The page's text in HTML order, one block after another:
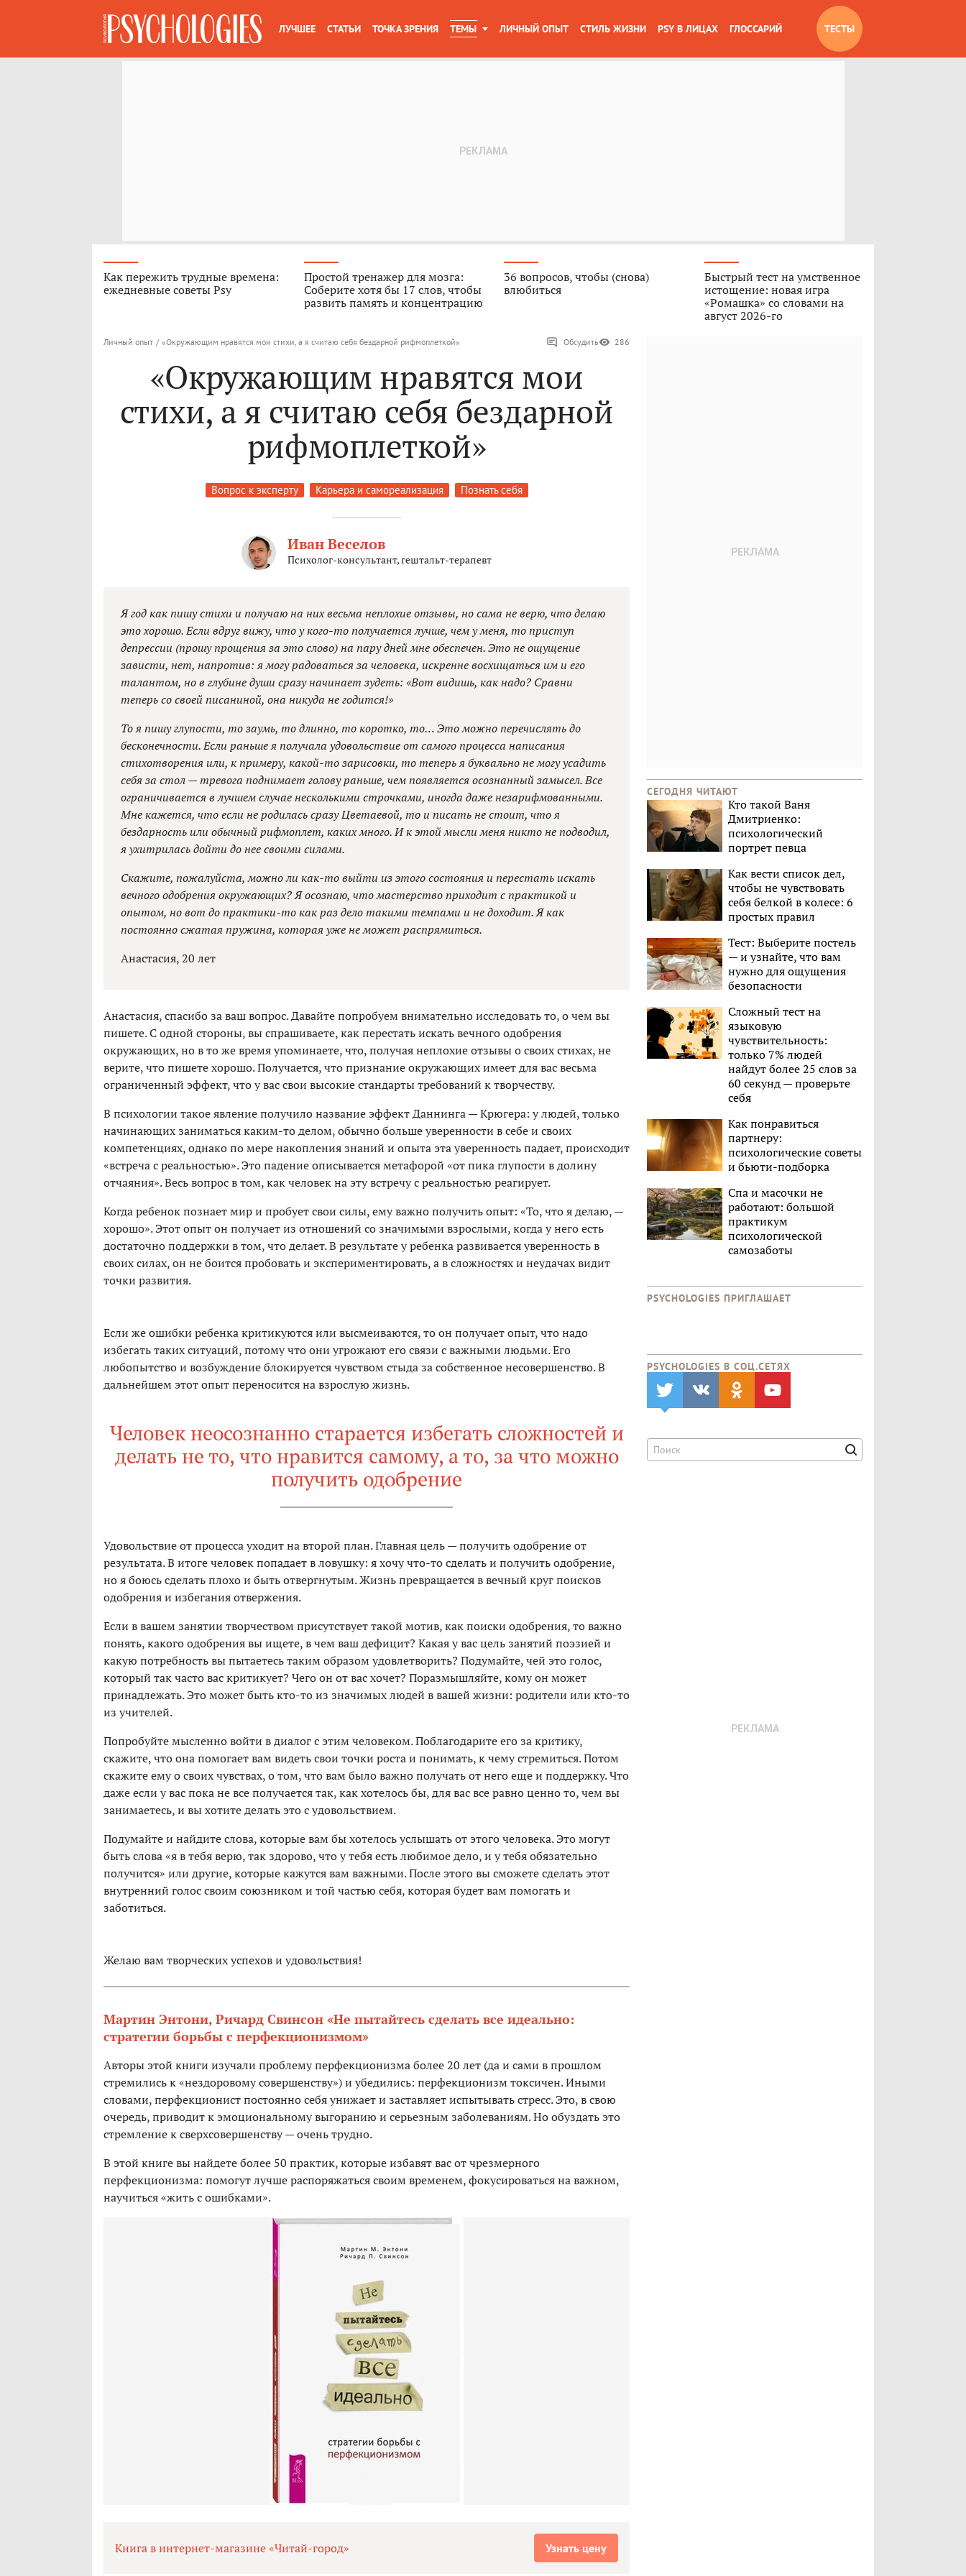
ЛУЧШЕЕ СТАТЬИ ТОЧКА ЗРЕНИЯ ТЕМЫ ЛИЧНЫЙ ОПЫТ СТИЛЬ ЖИЗНИ PSY В ЛИЦАХ ГЛОССАРИЙ ТЕСТЫ
Как пережить трудные времена:
ежедневные советы Psy
Простой тренажер для мозга:
Соберите хотя бы 17 слов, чтобы
развить память и концентрацию
36 вопросов, чтобы (снова)
влюбиться
Быстрый тест на умственное
истощение: новая игра
«Ромашка» со словами на
август 2026-го
Личный опыт / «Окружающим нравятся мои стихи, а я считаю себя бездарной рифмоплеткой» Обсудить 286
«Окружающим нравятся мои
стихи, а я считаю себя бездарной
рифмоплеткой»
Вопрос к эксперту Карьера и самореализация Познать себя
Иван Веселов
Психолог-консультант, гештальт-терапевт
Я год как пишу стихи и получаю на них весьма неплохие отзывы, но сама не верю, что делаю
это хорошо. Если вдруг вижу, что у кого-то получается лучше, чем у меня, то приступ
депрессии (прошу прощения за это слово) на пару дней мне обеспечен. Это не ощущение
зависти, нет, напротив: я могу радоваться за человека, искренне восхищаться им и его
талантом, но в глубине души сразу начинает зудеть: «Вот видишь, как надо? Сравни
теперь со своей писаниной, она никуда не годится!»
То я пишу глупости, то заумь, то длинно, то коротко, то… Это можно перечислять до
бесконечности. Если раньше я получала удовольствие от самого процесса написания
стихотворения или, к примеру, какой-то зарисовки, то теперь я буквально не могу усадить
себя за стол — тревога поднимает голову раньше, чем появляется осознанный замысел. Все
ограничивается в лучшем случае несколькими строчками, иногда даже незарифмованными.
Мне кажется, что если не родилась сразу Цветаевой, то и писать не стоит, что я
бездарность или обычный рифмоплет, каких много. И к этой мысли меня никто не подводил,
я ухитрилась дойти до нее своими силами.
Скажите, пожалуйста, можно ли как-то выйти из этого состояния и перестать искать
вечного одобрения окружающих? Я осознаю, что мастерство приходит с практикой и
опытом, но вот до практики-то как раз дело такими темпами и не доходит. Я как
постоянно сжатая пружина, которая уже не может распрямиться.
Анастасия, 20 лет
Анастасия, спасибо за ваш вопрос. Давайте попробуем внимательно исследовать то, о чем вы
пишете. С одной стороны, вы спрашиваете, как перестать искать вечного одобрения
окружающих, но в то же время упоминаете, что, получая неплохие отзывы о своих стихах, не
верите, что пишете хорошо. Получается, что признание окружающих имеет для вас весьма
ограниченный эффект, что у вас свои высокие стандарты требований к творчеству.
В психологии такое явление получило название эффект Даннинга — Крюгера: у людей, только
начинающих заниматься каким-то делом, обычно больше уверенности в себе и своих
компетенциях, однако по мере накопления знаний и опыта эта уверенность падает, происходит
«встреча с реальностью». Это падение описывается метафорой «от пика глупости в долину
отчаяния». Весь вопрос в том, как человек на эту встречу с реальностью реагирует.
Когда ребенок познает мир и пробует свои силы, ему важно получить опыт: «То, что я делаю, —
хорошо». Этот опыт он получает из отношений со значимыми взрослыми, когда у него есть
достаточно поддержки в том, что делает. В результате у ребенка развивается уверенность в
своих силах, он не боится пробовать и экспериментировать, а в сложностях и неудачах видит
точки развития.
Если же ошибки ребенка критикуются или высмеиваются, то он получает опыт, что надо
избегать таких ситуаций, потому что они угрожают его связи с важными людьми. Его
любопытство и возбуждение блокируется чувством стыда за собственное несовершенство. В
дальнейшем этот опыт переносится на взрослую жизнь.
Человек неосознанно старается избегать сложностей и
делать не то, что нравится самому, а то, за что можно
получить одобрение
Удовольствие от процесса уходит на второй план. Главная цель — получить одобрение от
результата. В итоге человек попадает в ловушку: я хочу что-то сделать и получить одобрение,
но я боюсь сделать плохо и быть отвергнутым. Жизнь превращается в вечный круг поисков
одобрения и избегания отвержения.
Если в вашем занятии творчеством присутствует такой мотив, как поиски одобрения, то важно
понять, какого одобрения вы ищете, в чем ваш дефицит? Какая у вас цель занятий поэзией и
какую потребность вы пытаетесь таким образом удовлетворить? Подумайте, чей это голос,
который так часто вас критикует? Чего он от вас хочет? Поразмышляйте, кому он может
принадлежать. Это может быть кто-то из значимых людей в вашей жизни: родители или кто-то
из учителей.
Попробуйте мысленно войти в диалог с этим человеком. Поблагодарите его за критику,
скажите, что она помогает вам видеть свои точки роста и понимать, к чему стремиться. Потом
скажите ему о своих чувствах, о том, что вам было важно получать от него еще и поддержку. Что
даже если у вас пока не все получается так, как хотелось бы, для вас все равно ценно то, чем вы
занимаетесь, и вы хотите делать это с удовольствием.
Подумайте и найдите слова, которые вам бы хотелось услышать от этого человека. Это могут
быть слова «я в тебя верю, так здорово, что у тебя есть любимое дело, и у тебя обязательно
получится» или другие, которые кажутся вам важными. После этого вы сможете сделать этот
внутренний голос своим союзником и той частью себя, которая будет вам помогать и
заботиться.
Желаю вам творческих успехов и удовольствия!
Мартин Энтони, Ричард Свинсон «Не пытайтесь сделать все идеально:
стратегии борьбы с перфекционизмом»
Авторы этой книги изучали проблему перфекционизма более 20 лет (да и сами в прошлом
стремились к «нездоровому совершенству») и убедились: перфекционизм токсичен. Иными
словами, перфекционист постоянно себя унижает и заставляет испытывать стресс. Это, в свою
очередь, приводит к эмоциональному выгоранию и серьезным заболеваниям. Но обуздать это
стремление к сверхсовершенству — очень трудно.
В этой книге вы найдете более 50 практик, которые избавят вас от чрезмерного
перфекционизма: помогут лучше распоряжаться своим временем, фокусироваться на важном,
научиться «жить с ошибками».
Книга в интернет-магазине «Читай-город» Узнать цену
СЕГОДНЯ ЧИТАЮТ
Кто такой Ваня
Дмитриенко:
психологический
портрет певца
Как вести список дел,
чтобы не чувствовать
себя белкой в колесе: 6
простых правил
Тест: Выберите постель
— и узнайте, что вам
нужно для ощущения
безопасности
Сложный тест на
языковую
чувствительность:
только 7% людей
найдут более 25 слов за
60 секунд — проверьте
себя
Как понравиться
партнеру:
психологические советы
и бьюти-подборка
Спа и масочки не
работают: большой
практикум
психологической
самозаботы
PSYCHOLOGIES ПРИГЛАШАЕТ
PSYCHOLOGIES В CОЦ.СЕТЯХ